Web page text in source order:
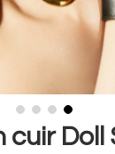
cuir Doll